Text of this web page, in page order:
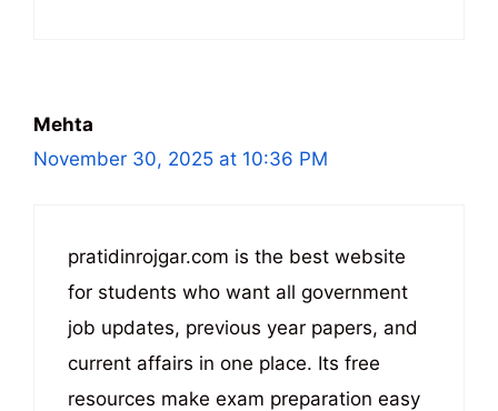
Mehta
November 30, 2025 at 10:36 PM
pratidinrojgar.com is the best website
for students who want all government
job updates, previous year papers, and
current affairs in one place. Its free
resources make exam preparation easy